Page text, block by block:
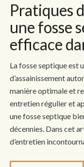
Pratiques
une fosse
efficace
La fosse septique est
d’assainissement
manière optimale et
entretien régulier et
une fosse septique
décennies. Dans cet
d’entretien